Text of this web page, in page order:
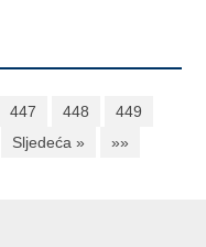
447 448
449
Sljedeća » »»